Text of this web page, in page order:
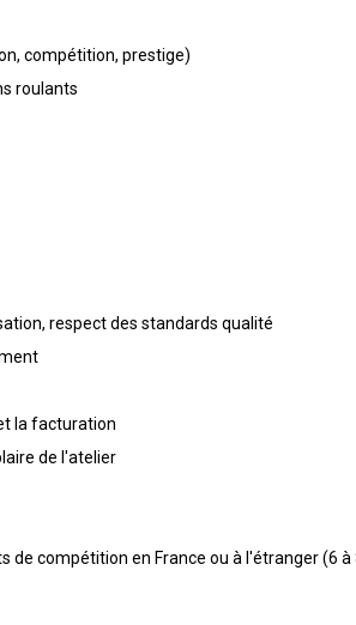
compétition, prestige)
roulants
respect des standards qualité
la facturation
de l'atelier
de compétition en France ou à l'étranger (6 à